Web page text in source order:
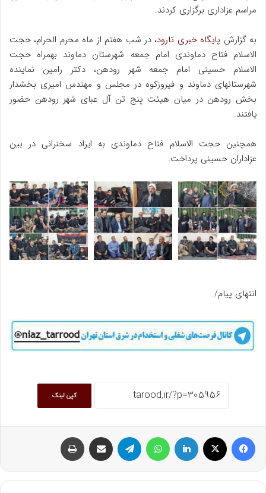
مراسم عزاداری برگزاری کردند.
به گزارش پایگاه خبری تارود، در شب هفتم از ماه محرم الحرام، حجت
الاسلام فتاح دماوندی امام جمعه شهرستان دماوند بهمراه حجت
الاسلام حسینی امام جمعه شهر رودهن، دکتر رامین نماینده
شهرستانهای دماوند و فیروزکوه در مجلس و مهندس امیری بخشدار
بخش رودهن در میان هیئت پنج تن آل عبای شهر رودهن حضور
یافتند.
همچنین حجت الاسلام فتاح دماوندی به ایراد سخنرانی در بین
عزاداران حسینی پرداخت.
انتهای پیام/
کپی لینک
ایکس